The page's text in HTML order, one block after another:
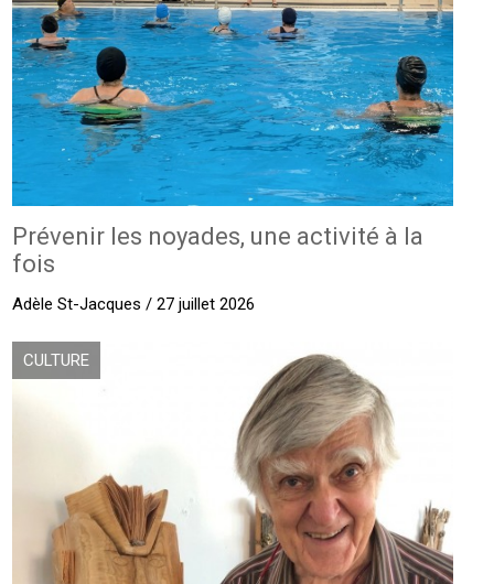
Prévenir les noyades, une activité à la
fois
Adèle St-Jacques / 27 juillet 2026
CULTURE